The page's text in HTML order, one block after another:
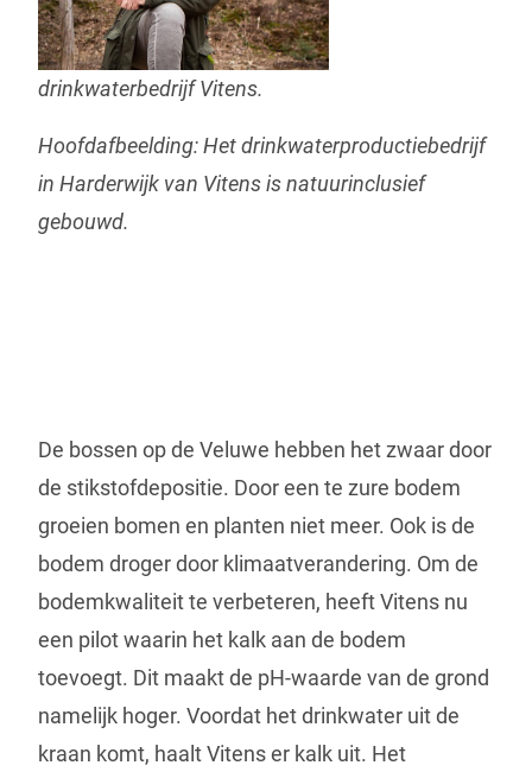
drinkwaterbedrijf Vitens.
Hoofdafbeelding: Het drinkwaterproductiebedrijf
in Harderwijk van Vitens is natuurinclusief
gebouwd.
De bossen op de Veluwe hebben het zwaar door
de stikstofdepositie. Door een te zure bodem
groeien bomen en planten niet meer. Ook is de
bodem droger door klimaatverandering. Om de
bodemkwaliteit te verbeteren, heeft Vitens nu
een pilot waarin het kalk aan de bodem
toevoegt. Dit maakt de pH-waarde van de grond
namelijk hoger. Voordat het drinkwater uit de
kraan komt, haalt Vitens er kalk uit. Het